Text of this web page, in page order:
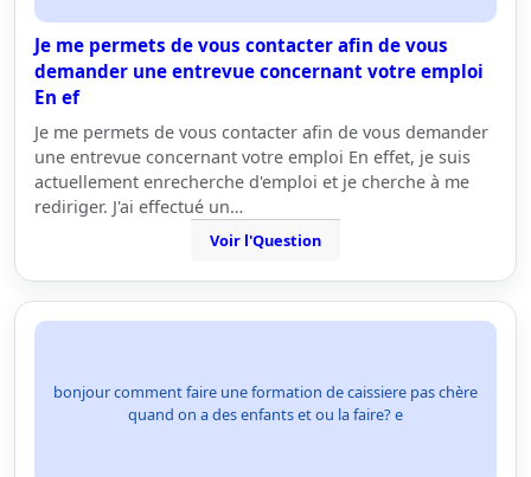
Je me permets de vous contacter afin de vous
demander une entrevue concernant votre emploi
En ef
Je me permets de vous contacter afin de vous demander
une entrevue concernant votre emploi En effet, je suis
actuellement enrecherche d'emploi et je cherche à me
rediriger. J'ai effectué un…
Voir l'Question
bonjour comment faire une formation de caissiere pas chère
quand on a des enfants et ou la faire? e